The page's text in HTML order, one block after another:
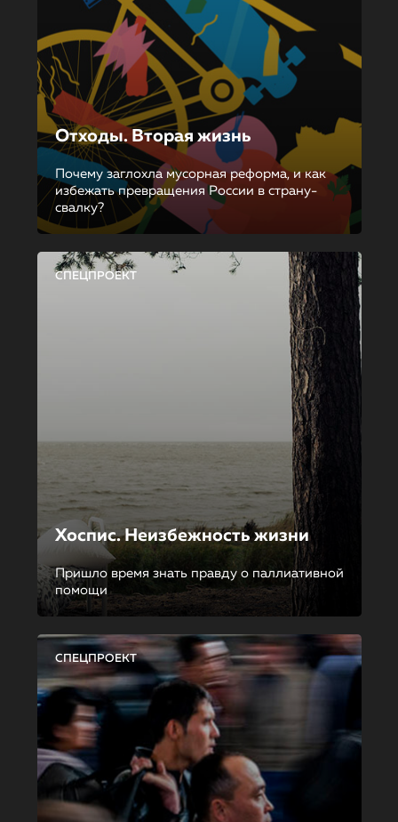
Отходы. Вторая жизнь
Почему заглохла мусорная реформа, и как
избежать превращения России в страну-
свалку?
СПЕЦПРОЕКТ
Хоспис. Неизбежность жизни
Пришло время знать правду о паллиативной
помощи
СПЕЦПРОЕКТ